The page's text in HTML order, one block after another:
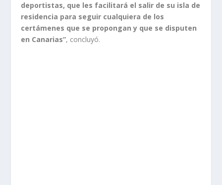
deportistas, que les facilitará el salir de su isla de
residencia para seguir cualquiera de los
certámenes que se propongan y que se disputen
en Canarias”, concluyó.